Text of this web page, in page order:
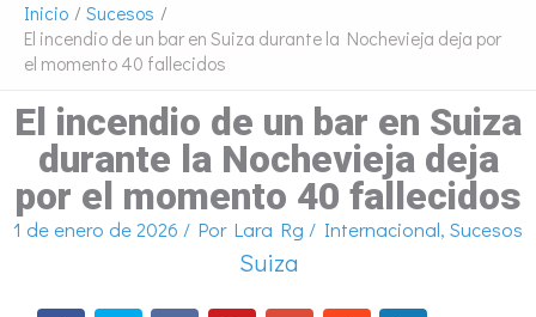
Inicio
Sucesos
El incendio de un bar en Suiza durante la Nochevieja deja por
el momento 40 fallecidos
El incendio de un bar en Suiza
durante la Nochevieja deja
por el momento 40 fallecidos
1 de enero de 2026 / Por Lara Rg / Internacional, Sucesos
Suiza